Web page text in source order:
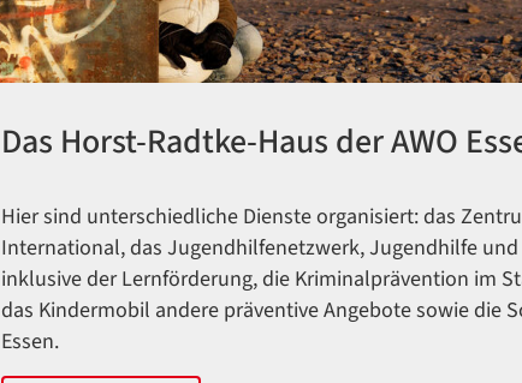
Das Horst-Radtke-Haus der AWO
Hier sind unterschiedliche Dienste organisiert: das
International, das Jugendhilfenetzwerk, Jugendhilfe
inklusive der Lernförderung, die Kriminalprävention im
das Kindermobil andere präventive Angebote sowie die
Essen.